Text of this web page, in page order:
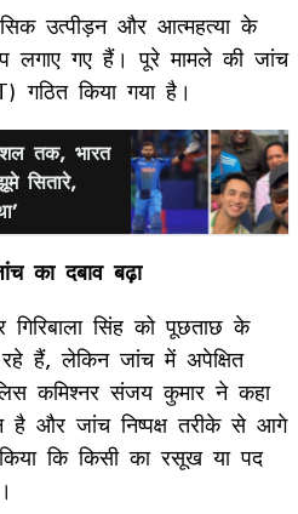
उत्पीड़न और आत्महत्या के
लगाए गए हैं। पूरे मामले की जांच
किया गया है।
तक, भारत
सितारे,
का दबाव बढ़ा
सिंह को पूछताछ के
हैं, लेकिन जांच में अपेक्षित
कमिश्नर संजय कुमार ने कहा
और जांच निष्पक्ष तरीके से आगे
कि किसी का रसूख या पद